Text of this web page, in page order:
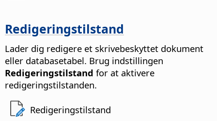
Redigeringstilstand
Lader dig redigere et skrivebeskyttet dokument
eller databasetabel. Brug indstillingen
Redigeringstilstand for at aktivere
redigeringstilstanden.
Redigeringstilstand